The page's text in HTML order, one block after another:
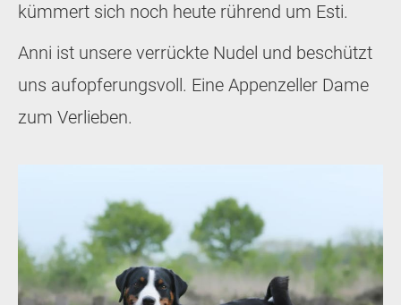
kümmert sich noch heute rührend um Esti.
Anni ist unsere verrückte Nudel und beschützt
uns aufopferungsvoll. Eine Appenzeller Dame
zum Verlieben.